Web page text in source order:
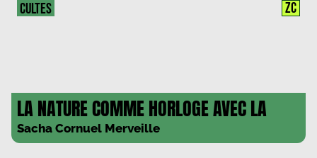
LA NATURE COMME HORLOGE AVEC LA
METTRIE
Sacha Cornuel Merveille
CULTES ZC